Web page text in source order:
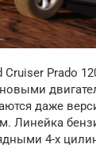
Cruiser Prado
даже
Линейка
4-х